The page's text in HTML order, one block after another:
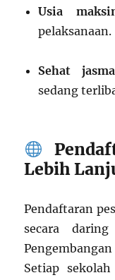
Usia
pelaksanaan.
Sehat
sedang
Lebih
Pendaftaran
secara
Setiap